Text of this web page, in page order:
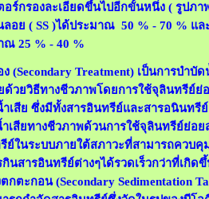
อร์กรองละเอียดขึ้นไปอีกขั้นหนึ่ง ( รูปภ
อย ( SS )ได้ประมาณ 50 % - 70 % แ
ณ 25 % - 40 %
(Secondary Treatment) เป็นการบำบั
ด้วยวิธีทางชีวภาพโดยการใช้จุลินทรีย์ย่
เสีย ซึ่งมีทั้งสารอินทรีย์และสารอนินทรี
เสียทางชีวภาพด้วนการใช้จุลินทรีย์ย่อย
ย์ในระบบภายใต้สภาวะที่สามารถควบคุ
นสารอินทรีย์ต่างๆได้รวดเร็วกว่าที่เกิ
กตะกอน (Secondary Sedimentation